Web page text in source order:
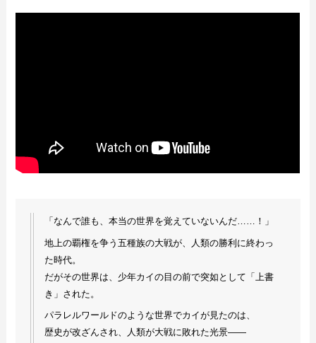
「なんで誰も、本当の世界を覚えていないんだ……！」
地上の覇権を争う五種族の大戦が、人類の勝利に終わっ
た時代。
だがその世界は、少年カイの目の前で突如として「上書
き」された。
パラレルワールドのような世界でカイが見たのは、
歴史が改ざんされ、人類が大戦に敗れた光景――